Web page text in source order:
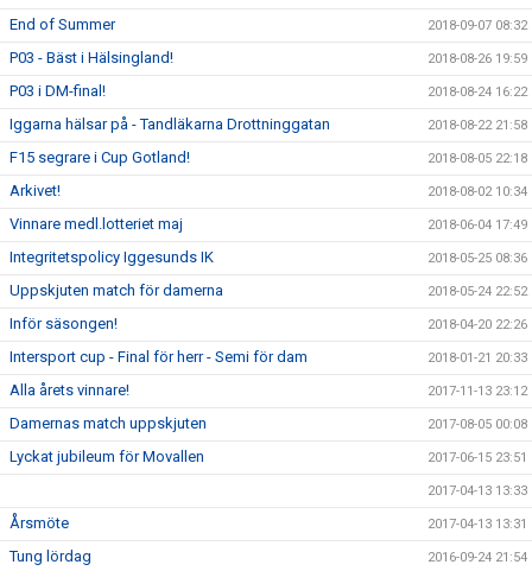
End of Summer 2018-09-07 08:32
P03 - Bäst i Hälsingland! 2018-08-26 19:59
P03 i DM-final! 2018-08-24 16:22
Iggarna hälsar på - Tandläkarna Drottninggatan 2018-08-22 21:58
F15 segrare i Cup Gotland! 2018-08-05 22:18
Arkivet! 2018-08-02 10:34
Vinnare medl.lotteriet maj 2018-06-04 17:49
Integritetspolicy Iggesunds IK 2018-05-25 08:36
Uppskjuten match för damerna 2018-05-24 22:52
Inför säsongen! 2018-04-20 22:26
Intersport cup - Final för herr - Semi för dam 2018-01-21 20:33
Alla årets vinnare! 2017-11-13 23:12
Damernas match uppskjuten 2017-08-05 00:08
Lyckat jubileum för Movallen 2017-06-15 23:51
2017-04-13 13:33
Årsmöte 2017-04-13 13:31
Tung lördag 2016-09-24 21:54